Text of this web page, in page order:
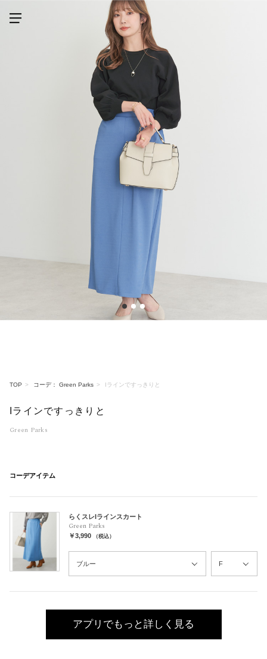
TOP コーデ： Green Parks Iラインですっきりと
Iラインですっきりと
Green Parks
コーデアイテム
らくスレIラインスカート
Green Parks
￥3,990 （税込）
アプリでもっと詳しく見る
1 2 3